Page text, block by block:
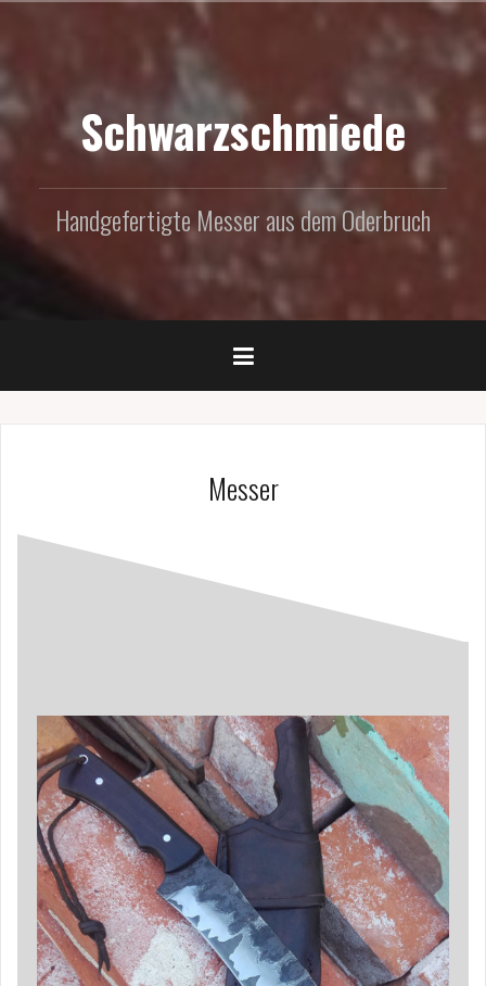
springen
Schwarzschmiede
Handgefertigte Messer aus dem Oderbruch
Messer